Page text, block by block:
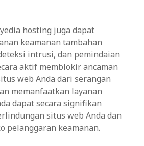
hosting juga dapat
keamanan tambahan
intrusi, dan pemindaian
aktif memblokir ancaman
web Anda dari serangan
memanfaatkan layanan
dapat secara signifikan
situs web Anda dan
pelanggaran keamanan.